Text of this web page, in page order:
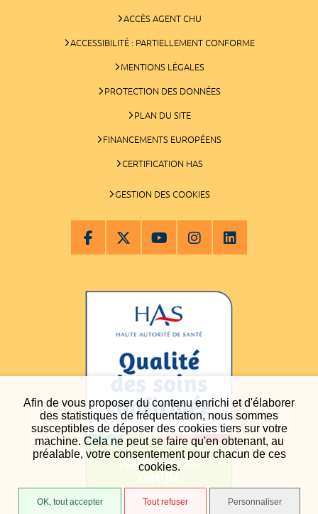
Afin de vous proposer du contenu enrichi et d'élaborer
des statistiques de fréquentation, nous sommes
susceptibles de déposer des cookies tiers sur votre
machine. Cela ne peut se faire qu'en obtenant, au
préalable, votre consentement pour chacun de ces
cookies.
OK, tout accepter Tout refuser Personnaliser
ACCÈS AGENT CHU
ACCESSIBILITÉ : PARTIELLEMENT CONFORME
MENTIONS LÉGALES
PROTECTION DES DONNÉES
PLAN DU SITE
FINANCEMENTS EUROPÉENS
CERTIFICATION HAS
GESTION DES COOKIES